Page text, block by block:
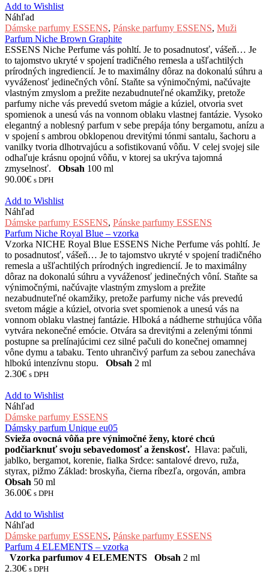
Add to Wishlist
Náhľad
Dámske parfumy ESSENS, Pánske parfumy ESSENS, Muži
Parfum Niche Brown Graphite
ESSENS Niche Perfume vás pohltí. Je to posadnutosť, vášeň… Je
to tajomstvo ukryté v spojení tradičného remesla a ušľachtilých
prírodných ingrediencií. Je to maximálny dôraz na dokonalú súhru a
vyváženosť jedinečných vôní. Staňte sa výnimočnými, načúvajte
vlastným zmyslom a prežite nezabudnuteľné okamžiky, pretože
parfumy niche vás prevedú svetom mágie a kúziel, otvoria svet
spomienok a unesú vás na vonnom oblaku vlastnej fantázie. Vysoko
elegantný a noblesný parfum v sebe prepája tóny bergamotu, anízu a
v spojení s ambrou obklopenou drevitými tónmi santalu, šachoru a
vanilky tvoria dlhotrvajúcu a sofistikovanú vôňu. V celej svojej sile
odhaľuje krásnu opojnú vôňu, v ktorej sa ukrýva tajomná
zmyselnosť. Obsah 100 ml
90.00€ s DPH
Add to Wishlist
Náhľad
Dámske parfumy ESSENS, Pánske parfumy ESSENS
Parfum Niche Royal Blue – vzorka
Vzorka NICHE Royal Blue ESSENS Niche Perfume vás pohltí. Je
to posadnutosť, vášeň… Je to tajomstvo ukryté v spojení tradičného
remesla a ušľachtilých prírodných ingrediencií. Je to maximálny
dôraz na dokonalú súhru a vyváženosť jedinečných vôní. Staňte sa
výnimočnými, načúvajte vlastným zmyslom a prežite
nezabudnuteľné okamžiky, pretože parfumy niche vás prevedú
svetom mágie a kúziel, otvoria svet spomienok a unesú vás na
vonnom oblaku vlastnej fantázie. Hlboká a nádherne strhujúca vôňa
vytvára nekonečné emócie. Otvára sa drevitými a zelenými tónmi
postupne sa prelínajúcimi cez silné pačuli do konečnej omamnej
vône dymu a tabaku. Tento uhrančivý parfum za sebou zanecháva
hlbokú intenzívnu stopu. Obsah 2 ml
2.30€ s DPH
Add to Wishlist
Náhľad
Dámske parfumy ESSENS
Dámsky parfum Unique eu05
Svieža ovocná vôňa pre výnimočné ženy, ktoré chcú
podčiarknuť svoju sebavedomosť a ženskosť. Hlava: pačuli,
jablko, bergamot, korenie, fialka Srdce: santalové drevo, ruža,
styrax, pižmo Základ: broskyňa, čierna ríbezľa, orgován, ambra
Obsah 50 ml
36.00€ s DPH
Add to Wishlist
Náhľad
Dámske parfumy ESSENS, Pánske parfumy ESSENS
Parfum 4 ELEMENTS – vzorka
Vzorka parfumov 4 ELEMENTS
Obsah 2 ml
2.30€ s DPH